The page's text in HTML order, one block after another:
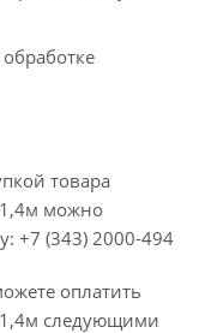
товара
1,4м можно
+7 (343) 2000-494
оплатить
1,4м следующими